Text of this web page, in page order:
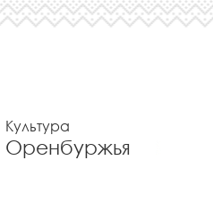
Культура
Оренбуржья